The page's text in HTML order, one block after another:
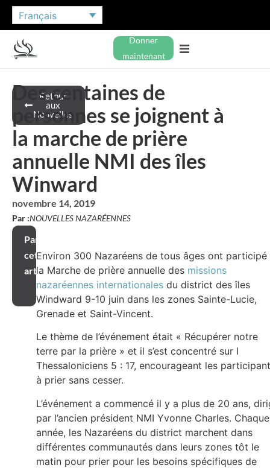
Français
Donner
maintenant
Retour
aux
Nouvelles
Des centaines de
personnes se joignent à
la marche de prière
annuelle NMI des îles
Winward
novembre 14, 2019
Par :NOUVELLES NAZARÉENNES
Partager
cet
article
Environ 300 Nazaréens de tous âges ont participé
la Marche de prière annuelle des missions
nazaréennes internationales du district des îles
Windward 9-10 juin dans les zones Sainte-Lucie,
Grenade et Saint-Vincent.
Le thème de l’événement était « Récupérer notre
terre par la prière » et il s’est concentré sur I
Thessaloniciens 5 : 17, encourageant les
à prier sans cesser.
L’événement a commencé il y a plus de 20 ans,
par l’ancien président NMI Yvonne Charles. Chaque
année, les Nazaréens du district marchent dans
différentes communautés dans leurs zones tôt le
matin pour prier pour les besoins spécifiques de